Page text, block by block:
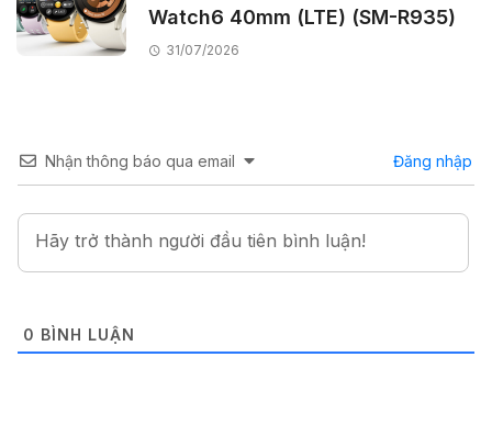
Watch6 40mm (LTE) (SM-R935)
31/07/2026
Nhận thông báo qua email Đăng nhập
0 BÌNH LUẬN